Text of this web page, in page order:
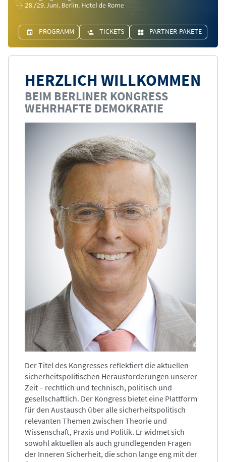
PROGRAMM TICKETS PARTNER-PAKETE
HERZLICH WILLKOMMEN
BEIM BERLINER KONGRESS
WEHRHAFTE DEMOKRATIE
©
Der Titel des Kongresses reflektiert die aktuellen
sicherheitspolitischen Herausforderungen unserer
Zeit – rechtlich und technisch, politisch und
gesellschaftlich. Der Kongress bietet eine Plattform
für den Austausch über alle sicherheitspolitisch
relevanten Themen zwischen Theorie und
Wissenschaft, Praxis und Politik. Er widmet sich
sowohl aktuellen als auch grundlegenden Fragen
der Inneren Sicherheit, die schon lange eng mit der